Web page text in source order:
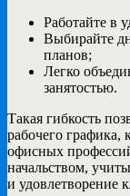
Работайте в
Выбирайте
планов;
Легко
занятостью.
Такая гибкость
рабочего
офисных
начальством,
и удовлетворение